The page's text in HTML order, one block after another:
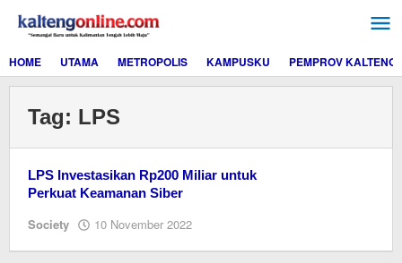
konten
HOME
UTAMA METROPOLIS KAMPUSKU PEMPROV KALTENG
Tag: LPS
LPS Investasikan Rp200 Miliar untuk
Perkuat Keamanan Siber
Society 10 November 2022